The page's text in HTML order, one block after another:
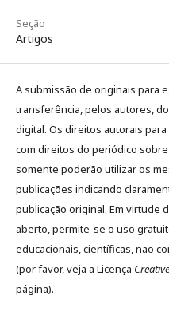
Seção
Artigos
A submissão de originais para
transferência, pelos autores,
digital. Os direitos autorais
com direitos do periódico
somente poderão utilizar os
publicações indicando
publicação original. Em virtude
aberto, permite-se o uso
educacionais, científicas, não
(por favor, veja a Licença
página).